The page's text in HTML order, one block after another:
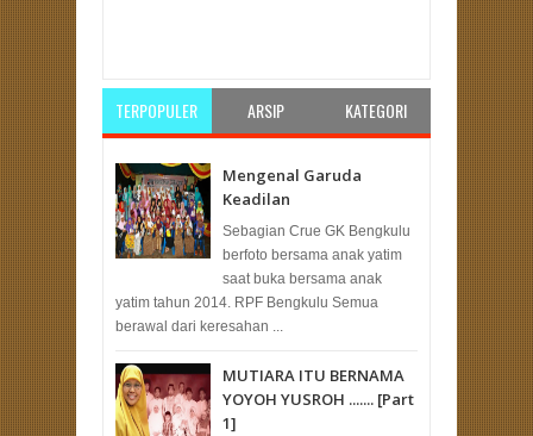
TERPOPULER ARSIP KATEGORI
Mengenal Garuda
Keadilan
Sebagian Crue GK Bengkulu
berfoto bersama anak yatim
saat buka bersama anak
yatim tahun 2014. RPF Bengkulu Semua
berawal dari keresahan ...
MUTIARA ITU BERNAMA
YOYOH YUSROH ....... [Part
1]